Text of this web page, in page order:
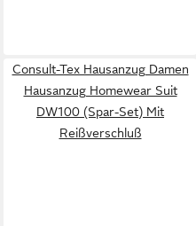
Consult-Tex Hausanzug Damen
Hausanzug Homewear Suit
DW100 (Spar-Set) Mit
Reißverschluß